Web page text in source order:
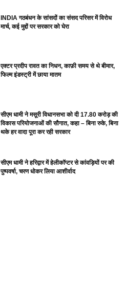
INDIA गठबंधन के सांसदों का संसद परिसर में विरोध
मार्च, कई मुद्दों पर सरकार को घेरा
एक्टर प्रदीप रावत का निधन, काफ़ी समय से थे बीमार,
फिल्म इंडस्ट्री में छाया मातम
सीएम धामी ने मसूरी विधानसभा को दी 17.80 करोड़ की
विकास परियोजनाओं की सौगात, कहा – बिना रुके, बिना
थके हर वादा पूरा कर रही सरकार
सीएम धामी ने हरिद्वार में हेलीकॉप्टर से कांवड़ियों पर की
पुष्पवर्षा, चरण धोकर लिया आशीर्वाद